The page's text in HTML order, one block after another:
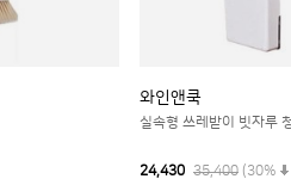
와인앤쿡
실속형 쓰레받이 빗자루
24,430 35,400 (30%